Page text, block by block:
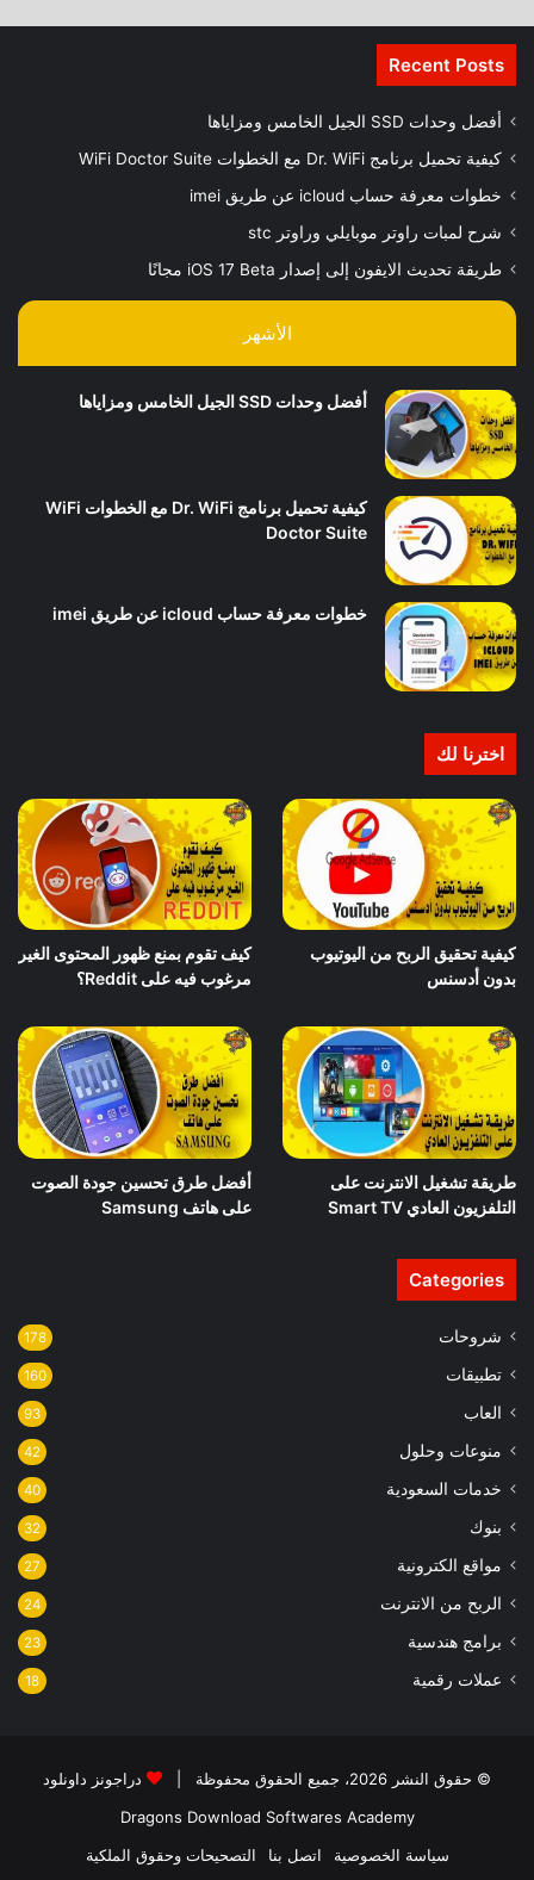
Recent Posts
أفضل وحدات SSD الجيل الخامس ومزاياها
كيفية تحميل برنامج Dr. WiFi مع الخطوات WiFi Doctor Suite
خطوات معرفة حساب icloud عن طريق imei
شرح لمبات راوتر موبايلي وراوتر stc
طريقة تحديث الايفون إلى إصدار iOS 17 Beta مجانًا
الأشهر
أفضل وحدات SSD الجيل الخامس ومزاياها
كيفية تحميل برنامج Dr. WiFi مع الخطوات WiFi
Doctor Suite
خطوات معرفة حساب icloud عن طريق imei
اخترنا لك
كيفية تحقيق الربح من اليوتيوب
بدون أدسنس
كيف تقوم بمنع ظهور المحتوى الغير
مرغوب فيه على Reddit؟
طريقة تشغيل الانترنت على
التلفزيون العادي Smart TV
أفضل طرق تحسين جودة الصوت
على هاتف Samsung
Categories
شروحات 178
تطبيقات 160
العاب 93
منوعات وحلول 42
خدمات السعودية 40
بنوك 32
مواقع الكترونية 27
الربح من الانترنت 24
برامج هندسية 23
عملات رقمية 18
© حقوق النشر 2026، جميع الحقوق محفوظة |
دراجونز داونلود
Dragons Download Softwares Academy
سياسة الخصوصية
اتصل بنا التصحيحات وحقوق الملكية